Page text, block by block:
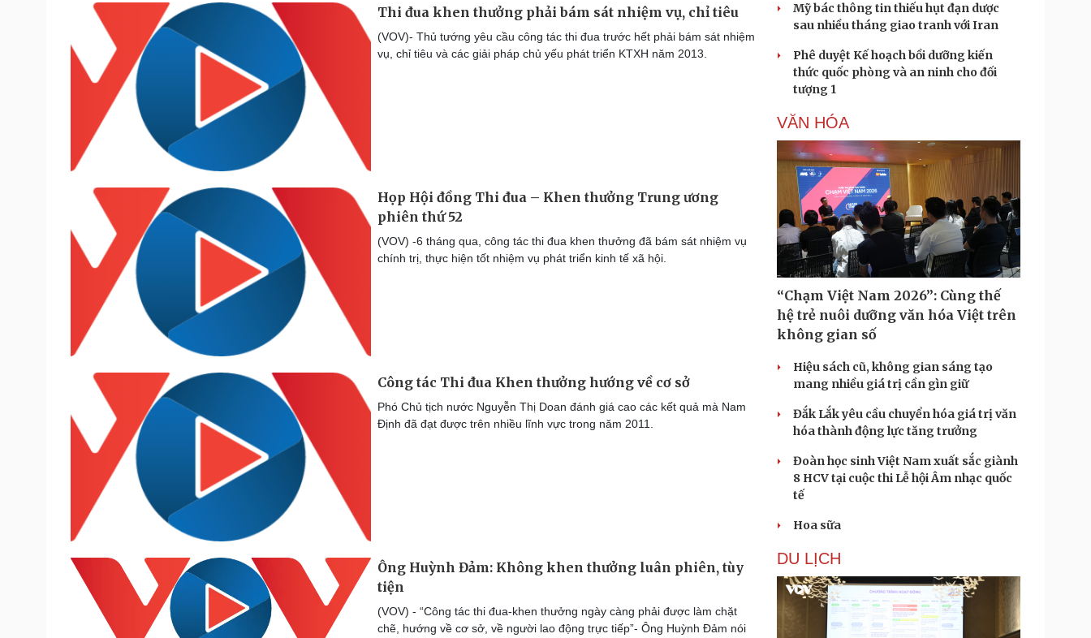
Thi đua khen thưởng phải bám sát nhiệm vụ, chỉ tiêu
(VOV)- Thủ tướng yêu cầu công tác thi đua trước hết phải bám sát nhiệm
vụ, chỉ tiêu và các giải pháp chủ yếu phát triển KTXH năm 2013.
Họp Hội đồng Thi đua – Khen thưởng Trung ương
phiên thứ 52
(VOV) -6 tháng qua, công tác thi đua khen thưởng đã bám sát nhiệm vụ
chính trị, thực hiện tốt nhiệm vụ phát triển kinh tế xã hội.
Công tác Thi đua Khen thưởng hướng về cơ sở
Phó Chủ tịch nước Nguyễn Thị Doan đánh giá cao các kết quả mà Nam
Định đã đạt được trên nhiều lĩnh vực trong năm 2011.
Ông Huỳnh Đảm: Không khen thưởng luân phiên, tùy
tiện
(VOV) - “Công tác thi đua-khen thưởng ngày càng phải được làm chặt
chẽ, hướng về cơ sở, về người lao động trực tiếp”- Ông Huỳnh Đảm nói
Mỹ bác thông tin thiếu hụt đạn dược
sau nhiều tháng giao tranh với Iran
Phê duyệt Kế hoạch bồi dưỡng kiến
thức quốc phòng và an ninh cho đối
tượng 1
VĂN HÓA
“Chạm Việt Nam 2026”: Cùng thế
hệ trẻ nuôi dưỡng văn hóa Việt trên
không gian số
Hiệu sách cũ, không gian sáng tạo
mang nhiều giá trị cần gìn giữ
Đắk Lắk yêu cầu chuyển hóa giá trị văn
hóa thành động lực tăng trưởng
Đoàn học sinh Việt Nam xuất sắc giành
8 HCV tại cuộc thi Lễ hội Âm nhạc quốc
tế
Hoa sữa
DU LỊCH